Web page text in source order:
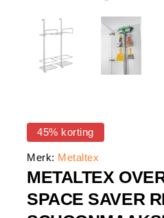
45% korting
Merk: Metaltex
METALTEX
SPACE SAVER